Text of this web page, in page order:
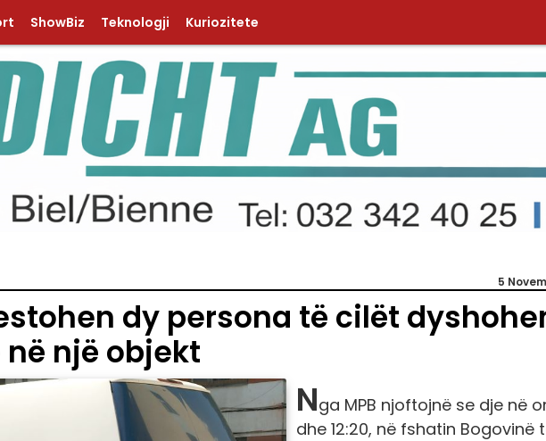
ShowBiz Teknologji Kuriozitete
5
dy persona të cilët
një objekt
Nga MPB njoftojnë se dje në
dhe 12:20, në fshatin Bogovinë